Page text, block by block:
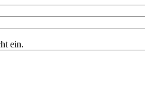
ein.